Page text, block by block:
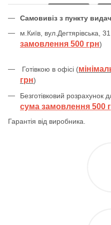
Самовивіз з пункту
м.Київ, вул.Дегтярівська,
замовлення 500 грн)
Готівкою в офісі (
грн)
Безготівковий розрахунок
сума замовлення 500
Гарантія від виробника.